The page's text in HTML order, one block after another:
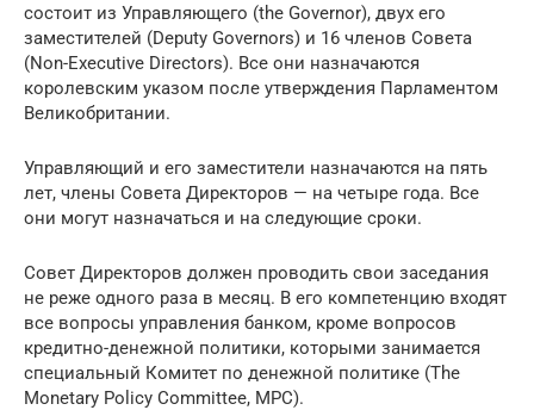
состоит из Управляющего (the Governor), двух его
заместителей (Deputy Governors) и 16 членов Совета
(Non-Executive Directors). Все они назначаются
королевским указом после утверждения Парламентом
Великобритании.
Управляющий и его заместители назначаются на пять
лет, члены Совета Директоров — на четыре года. Все
они могут назначаться и на следующие сроки.
Совет Директоров должен проводить свои заседания
не реже одного раза в месяц. В его компетенцию входят
все вопросы управления банком, кроме вопросов
кредитно-денежной политики, которыми занимается
специальный Комитет по денежной политике (The
Monetary Policy Committee, MPC).